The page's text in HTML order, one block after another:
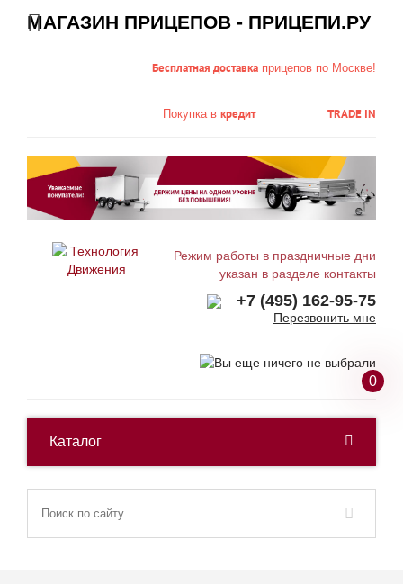
МАГАЗИН ПРИЦЕПОВ - ПРИЦЕПИ.РУ
Бесплатная доставка прицепов по Москве!
TRADE IN
Покупка в кредит
Режим работы в праздничные дни
указан в разделе контакты
+7 (495) 162-95-75
Перезвонить мне
0
Каталог